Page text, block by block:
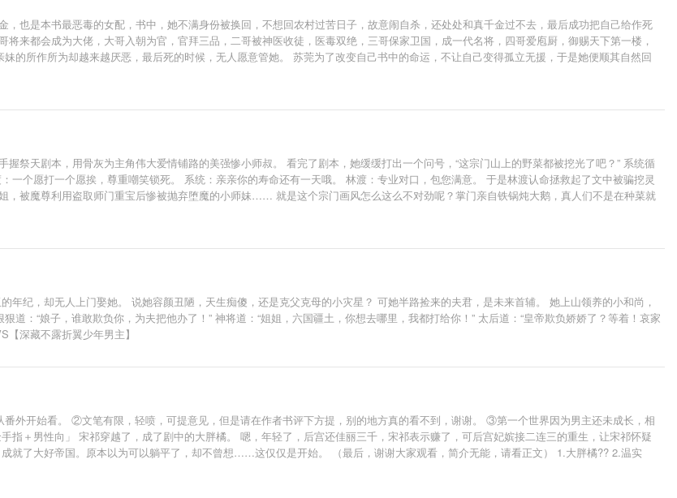
也是本书最恶毒的女配，书中，她不满身份被换回，不想回农村过苦日子，故意闹自杀，还处处和真千金过不去，最后成功把自己给作死
来都会成为大佬，大哥入朝为官，官拜三品，二哥被神医收徒，医毒双绝，三哥保家卫国，成一代名将，四哥爱庖厨，御赐天下第一楼，
的所作所为却越来越厌恶，最后死的时候，无人愿意管她。 苏莞为了改变自己书中的命运，不让自己变得孤立无援，于是她便顺其自然回
。 一开始苏莞还假矜持，最后实在受不了他的美颜暴击，然后……斯哈斯哈
祭天剧本，用骨灰为主角伟大爱情铺路的美强惨小师叔。 看完了剧本，她缓缓打出一个问号，“这宗门山上的野菜都被挖光了吧？” 系统循
一个愿打一个愿挨，尊重嘲笑锁死。 系统：亲亲你的寿命还有一天哦。 林渡：专业对口，包您满意。 于是林渡认命拯救起了文中被骗挖灵
，被魔尊利用盗取师门重宝后惨被抛弃堕魔的小师妹…… 就是这个宗门画风怎么这么不对劲呢？掌门亲自铁锅炖大鹅，真人们不是在种菜就
自己生吧。 小师妹：什么天下第一美男魔尊？就这？还没有我小师叔林渡一根手指头好看！ * 排雷：全本围绕女主成长，微群像，有cp，
年纪，却无人上门娶她。 说她容颜丑陋，天生痴傻，还是克父克母的小灾星？ 可她半路捡来的夫君，是未来首辅。 她上山领养的小和尚，
道：“娘子，谁敢欺负你，为夫把他办了！” 神将道：“姐姐，六国疆土，你想去哪里，我都打给你！” 太后道：“皇帝欺负娇娇了？等着！哀家
深藏不露折翼少年男主】
外开始看。 ②文笔有限，轻喷，可提意见，但是请在作者书评下方提，别的地方真的看不到，谢谢。 ③第一个世界因为男主还未成长，相
指＋男性向」 宋祁穿越了，成了剧中的大胖橘。 嗯，年轻了，后宫还佳丽三千，宋祁表示赚了，可后宫妃嫔接二连三的重生，让宋祁怀疑
了大好帝国。原本以为可以躺平了，却不曾想……这仅仅是开始。 （最后，谢谢大家观看，简介无能，请看正文） 1.大胖橘?? 2.温实